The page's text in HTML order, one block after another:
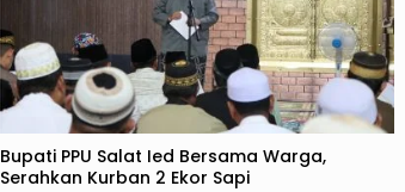
Bupati PPU Salat Ied Bersama Warga,
Serahkan Kurban 2 Ekor Sapi